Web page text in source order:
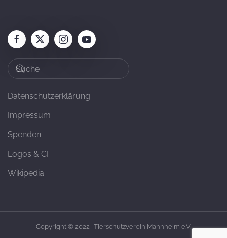
Datenschutzerklärung
Impressum
Spenden
Logos & CI
Wikipedia
Copyright © 2022 · Tierschutzverein Mannheim e.V.